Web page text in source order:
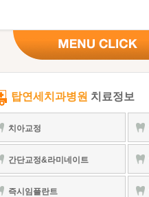
탑연세치과병원 치료정보
치아교정
간단교정&라미네이트
즉시임플란트